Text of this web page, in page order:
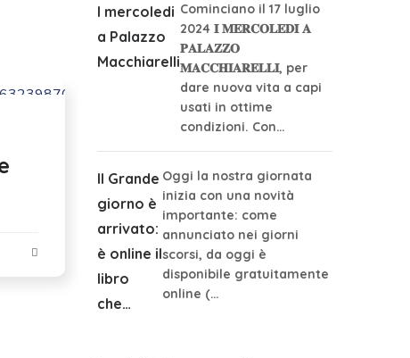
I mercoledi
a Palazzo
Macchiarelli
Cominciano il 17 luglio
2024 𝐈 𝐌𝐄𝐑𝐂𝐎𝐋𝐄𝐃𝐈̀ 𝐀
𝐏𝐀𝐋𝐀𝐙𝐙𝐎
𝐌𝐀𝐂𝐂𝐇𝐈𝐀𝐑𝐄𝐋𝐋𝐈, per
dare nuova vita a capi
usati in ottime
condizioni. Con…
Il Grande
giorno è
arrivato:
è online il
libro
che…
Oggi la nostra giornata
inizia con una novità
importante: come
annunciato nei giorni
scorsi, da oggi è
disponibile gratuitamente
online (…